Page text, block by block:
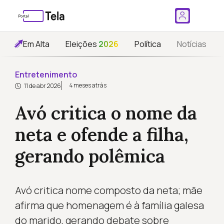
Em Alta Eleições 2026 Política Notícias
Entretenimento
11 de abr 2026 4 meses atrás
Avó critica o nome da
neta e ofende a filha,
gerando polêmica
Avó critica nome composto da neta; mãe
afirma que homenagem é à família galesa
do marido, gerando debate sobre